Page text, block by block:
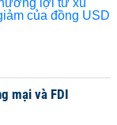
mại và FDI